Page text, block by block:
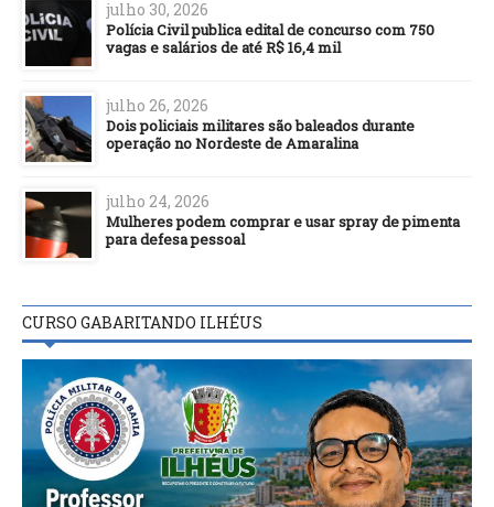
julho 30, 2026
Polícia Civil publica edital de concurso com 750
vagas e salários de até R$ 16,4 mil
julho 26, 2026
Dois policiais militares são baleados durante
operação no Nordeste de Amaralina
julho 24, 2026
Mulheres podem comprar e usar spray de pimenta
para defesa pessoal
CURSO GABARITANDO ILHÉUS